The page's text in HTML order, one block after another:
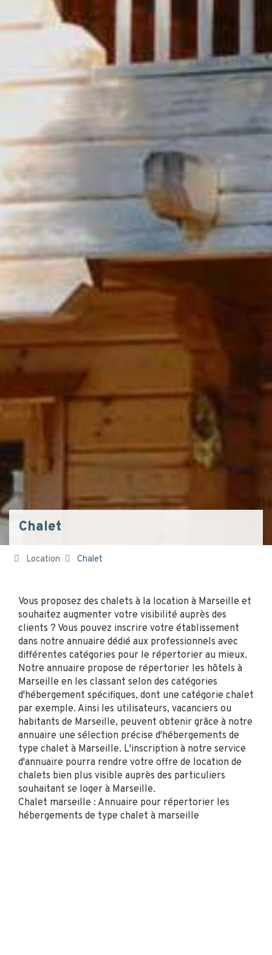
Chalet
Location Chalet
Vous proposez des chalets à la location à Marseille et
souhaitez augmenter votre visibilité auprès des
clients ? Vous pouvez inscrire votre établissement
dans notre annuaire dédié aux professionnels avec
différentes catégories pour le répertorier au mieux.
Notre annuaire propose de répertorier les hôtels à
Marseille en les classant selon des catégories
d'hébergement spécifiques, dont une catégorie chalet
par exemple. Ainsi les utilisateurs, vacanciers ou
habitants de Marseille, peuvent obtenir grâce à notre
annuaire une sélection précise d'hébergements de
type chalet à Marseille. L'inscription à notre service
d'annuaire pourra rendre votre offre de location de
chalets bien plus visible auprès des particuliers
souhaitant se loger à Marseille.
Chalet marseille : Annuaire pour répertorier les
hébergements de type chalet à marseille